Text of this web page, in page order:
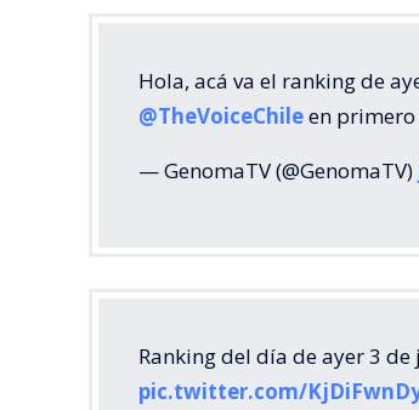
Hola, acá va el ranking de
@TheVoiceChileen
— GenomaTV (@GenomaTV)
Ranking del día de ayer 3 de
pic.twitter.com/